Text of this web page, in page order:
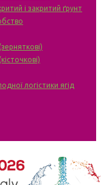
і закритий ґрунт
логістики ягід